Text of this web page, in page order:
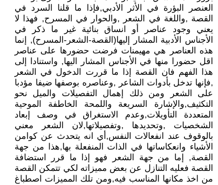
العنصر البؤرة في الأثر الأدبي,فإذا ما قلنا السرد في
القصة ,واللغة في الشعر ,والحوار في المسرح, فهذا لا
يعني وجود عناصر أو انساق بنائية غير ما ذكر في
الأجناس الأدبية المشار إليها(القصة-الشعر-المسرح), إنما
هذه العناصر هي مهيمنات فرضت حضورها على عناصر
اقل حضورا منها في الأجناس المشار اليها, واستنادا إلى
هذا الفهم فان القصة إذا ما قررت الدخول في الشعر
,فإنها تدخل بأدوات الشاعر ,وعناصره بوصفها ضيفا مؤدبا
على الشعر ومن ذلك إهمال التفصيلات والميل نحو
التكثيف,والإشارة السريعة واللمحة الخاطفة الموحية
المتعددة التأويلات,وعدم الاستغراق في وصف إبعاد
الشخصيات ,وتحديدها ,وتفصيلاتها,لان الشعر معني
بالوقوف عند انفعالات النفس,أي انه يتحدث عن كوامن
الأشياء وانعكاساتها في الذات المنفعلة بها,هذا من جهة
القصة, إما من جهة الشعر فهو إذا ما قرر استضافة
القصة فعليه التنازل عن بعض مميزاته لكي تتمكن القصة
من اخذ مكانها المناسب فيه,ومن تلك المميزات اصطباغ